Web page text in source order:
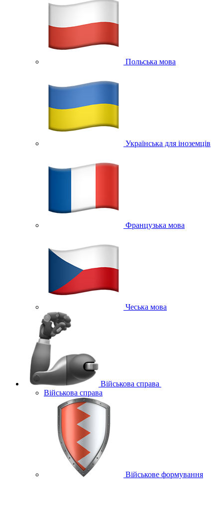
Польська мова
Українська для іноземців
Французька мова
Чеська мова
Військова справа
Військова справа
Військове формування